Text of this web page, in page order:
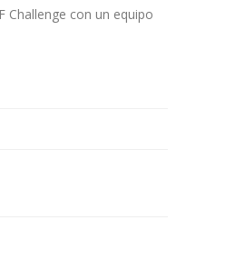
Challenge con un equipo